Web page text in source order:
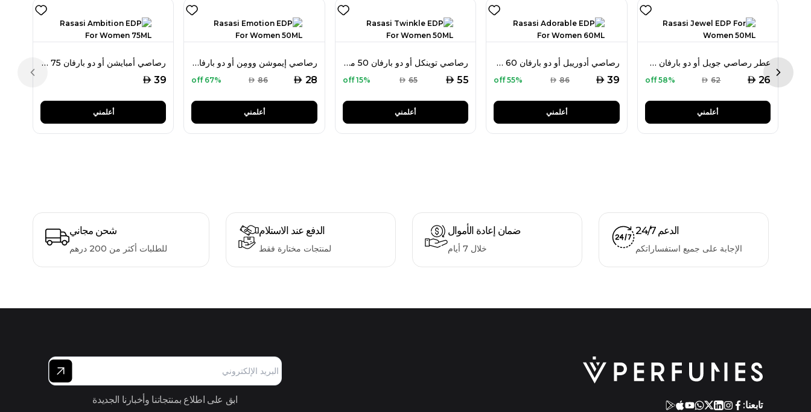
رصاصي أمبايشن أو دو بارفان 75 مل للنساء
AED 39
أعلمني
رصاصي إيموشن وومِن أو دو بارفان 50 مل للنساء
AED 28
AED 86
67% off
أعلمني
رصاصي توينكل أو دو بارفان 50 مل للنساء
AED 55
AED 65
15% off
أعلمني
رصاصي أدوريبل أو دو بارفان 60 مل للنساء
AED 39
AED 86
55% off
أعلمني
عطر رصاصي جويل أو دو بارفان 50 مل للنساء
AED 26
AED 62
58% off
أعلمني
Previous slide Next
شحن مجاني
للطلبات أكثر من 200 درهم
الدفع عند الاستلام
لمنتجات مختارة فقط
ضمان إعادة الأموال
خلال 7 أيام
الدعم 24/7
الإجابة على جميع استفساراتكم
تابعنا: ابق على اطلاع بمنتجاتنا وأخبارنا الجديدة